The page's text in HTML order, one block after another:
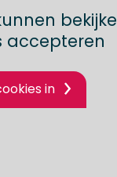
accepteren
in